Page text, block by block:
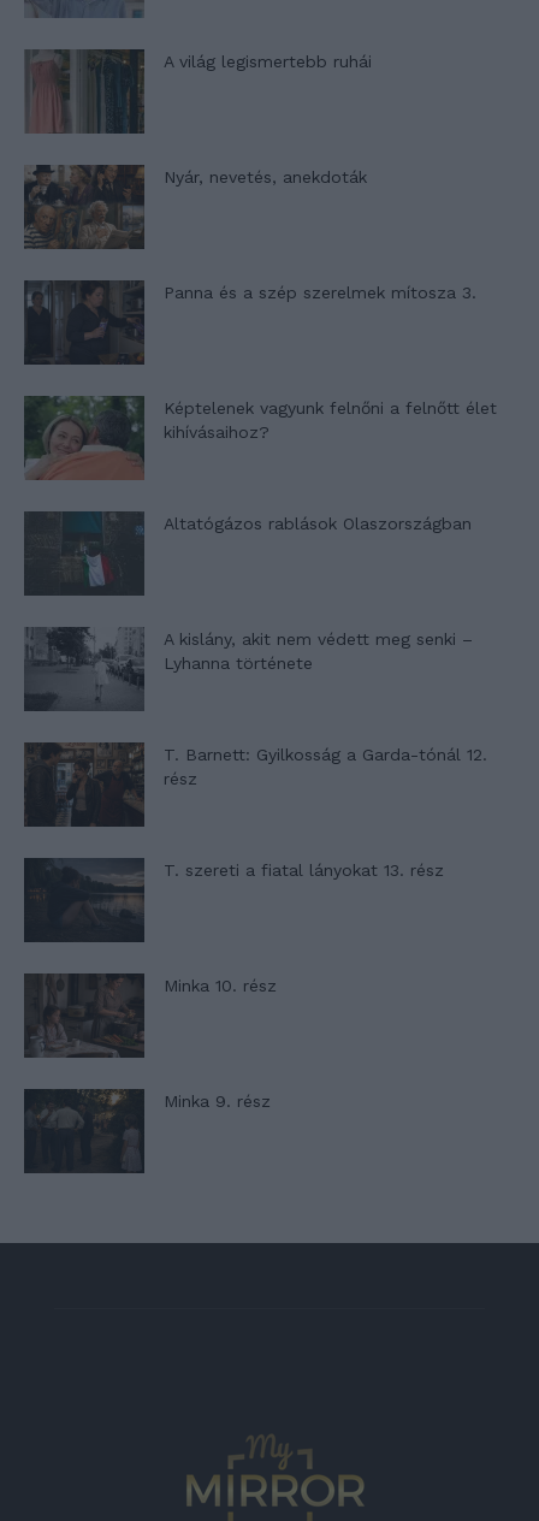
A világ legismertebb ruhái
Nyár, nevetés, anekdoták
Panna és a szép szerelmek mítosza 3.
Képtelenek vagyunk felnőni a felnőtt élet
kihívásaihoz?
Altatógázos rablások Olaszországban
A kislány, akit nem védett meg senki –
Lyhanna története
T. Barnett: Gyilkosság a Garda-tónál 12.
rész
T. szereti a fiatal lányokat 13. rész
Minka 10. rész
Minka 9. rész